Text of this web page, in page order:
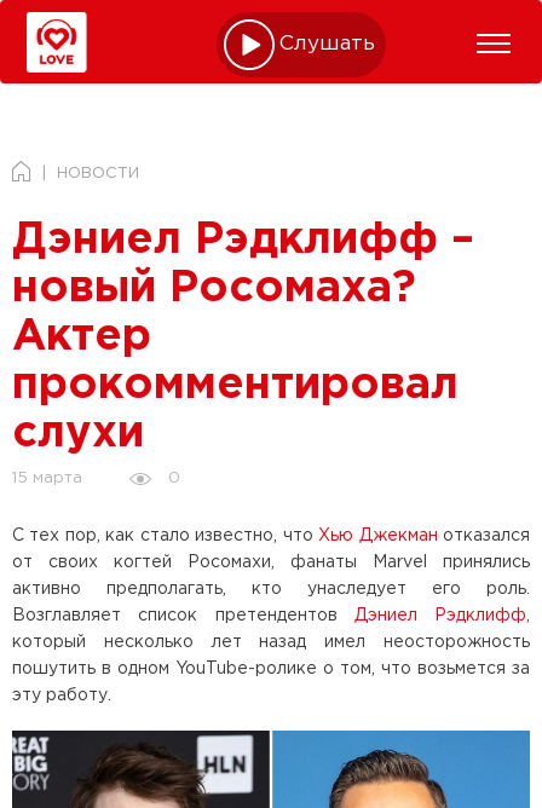
Слушать online
НОВОСТИ
Дэниел Рэдклифф –
новый Росомаха?
Актер
прокомментировал
слухи
15 марта 0
С тех пор, как стало известно, что Хью Джекман отказался
от своих когтей Росомахи, фанаты Marvel принялись
активно предполагать, кто унаследует его роль.
Возглавляет список претендентов
Дэниел Рэдклифф
который несколько лет назад имел неосторожность
пошутить в одном YouTube-ролике о том, что возьмется за
эту работу.